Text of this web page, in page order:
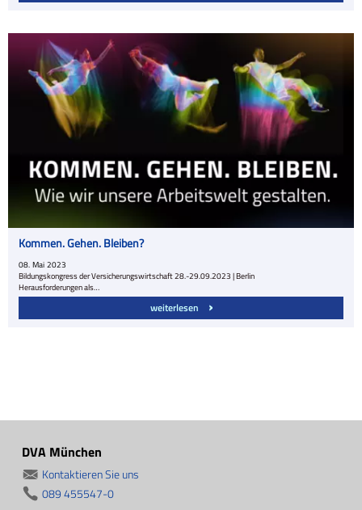
Kommen. Gehen. Bleiben?
08. Mai 2023
Bildungskongress der Versicherungswirtschaft 28.-29.09.2023 | Berlin
Herausforderungen als…
weiterlesen
DVA München
Kontaktieren Sie uns
089 455547-0